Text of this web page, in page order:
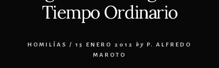
Tiempo Ordinario
HOMILÍAS / 15 ENERO 2012 by
P. ALFREDO
MAROTO